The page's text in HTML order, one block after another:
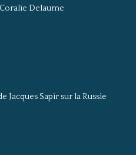
Delaume
Jacques Sapir sur la Russie